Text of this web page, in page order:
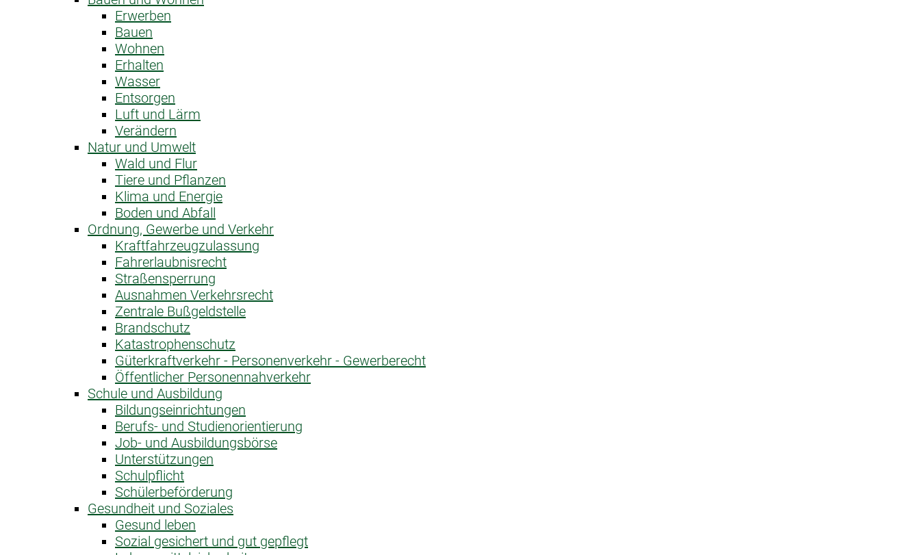
Erwerben
Bauen
Wohnen
Erhalten
Wasser
Entsorgen
Luft und Lärm
Verändern
Natur und Umwelt
Wald und Flur
Tiere und Pflanzen
Klima und Energie
Boden und Abfall
Ordnung, Gewerbe und Verkehr
Kraftfahrzeug­zulassung
Fahrerlaubnis­recht
Straßensperrung
Ausnahme­n Verkehrsrecht
Zentrale Bußgeldstelle
Brandschutz
Katastrophen­schutz
Güterkraftverkehr - Personenverkehr - Gewerberecht
Öffentlicher Personen­nahverkehr
Schule und Ausbildung
Bildungseinrichtungen
Berufs- und Studienorientierung
Job- und Ausbildungsbörse
Unterstützungen
Schulpflicht
Schülerbeförderung
Gesundheit und Soziales
Gesund leben
Sozial gesichert und gut gepflegt